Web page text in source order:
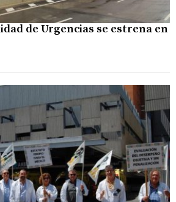
de Urgencias se estrena en